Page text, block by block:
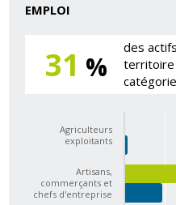
EMPLOI
31 %
des
territoire
Agriculteurs
exploitants
Artisans,
commerçants et
chefs d'entreprise